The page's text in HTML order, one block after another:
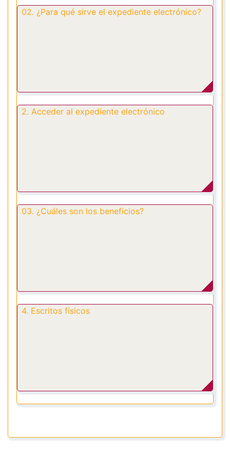
02. ¿Para qué sirve el expediente electrónico?
2. Acceder al expediente electrónico
03. ¿Cuáles son los beneficios?
4. Escritos físicos